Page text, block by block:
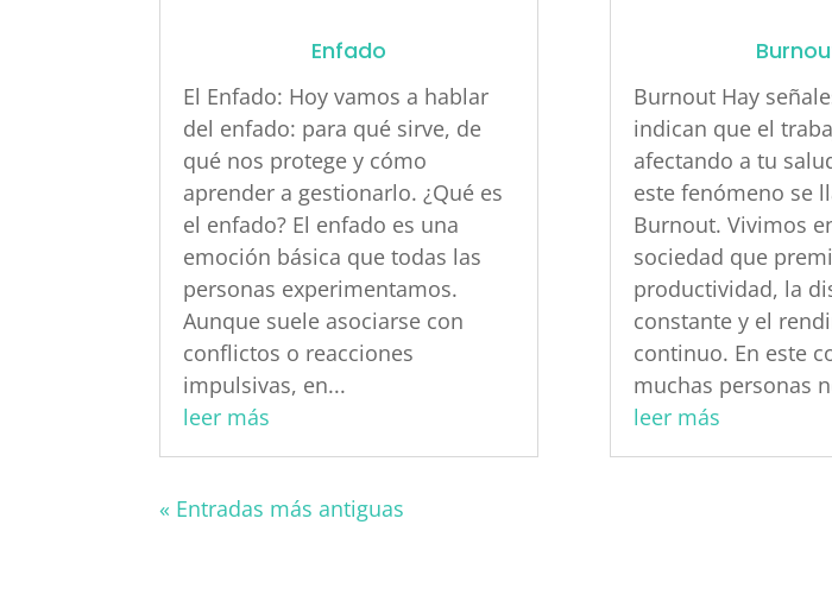
Enfado
El Enfado: Hoy vamos a hablar
del enfado: para qué sirve, de
qué nos protege y cómo
aprender a gestionarlo. ¿Qué es
el enfado? El enfado es una
emoción básica que todas las
personas experimentamos.
Aunque suele asociarse con
conflictos o reacciones
impulsivas, en...
leer más
Burnout Hay
indican que el
afectando a tu
este fenómeno se
Burnout. Vivimos
sociedad que
productividad, la
constante y el
continuo. En este
muchas personas
leer más
« Entradas más antiguas